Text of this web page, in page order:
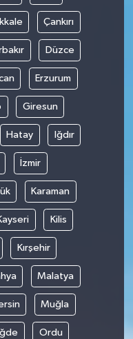
Çankırı
Düzce
Erzurum
Giresun
Hatay Iğdır
İzmir
Karaman
Kilis
Kırşehir
Malatya
Muğla
Ordu